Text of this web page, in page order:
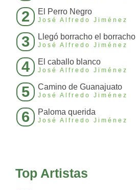
2 El Perro Negro
José Alfredo Jiménez
3 Llegó borracho el borracho
José Alfredo Jiménez
4 El caballo blanco
José Alfredo Jiménez
5 Camino de Guanajuato
José Alfredo Jiménez
6 Paloma querida
José Alfredo Jiménez
Top Artistas